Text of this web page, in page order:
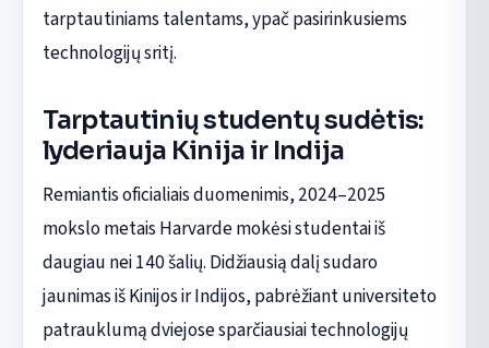
tarptautiniams talentams, ypač pasirinkusiems
technologijų sritį.
Tarptautinių studentų sudėtis:
lyderiauja Kinija ir Indija
Remiantis oficialiais duomenimis, 2024–2025
mokslo metais Harvarde mokėsi studentai iš
daugiau nei 140 šalių. Didžiausią dalį sudaro
jaunimas iš Kinijos ir Indijos, pabrėžiant universiteto
patrauklumą dviejose sparčiausiai technologijų